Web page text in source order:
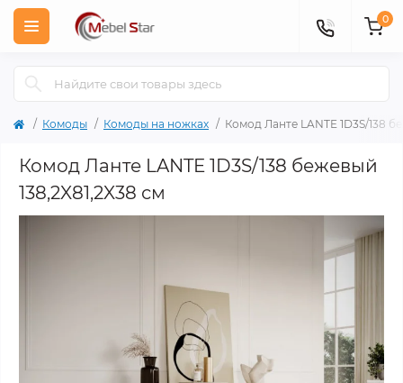
0
Комоды Комоды на ножках Комод Ланте LANTE 1D3S/138
Комод Ланте LANTE 1D3S/138 бежевый
138,2X81,2X38 см